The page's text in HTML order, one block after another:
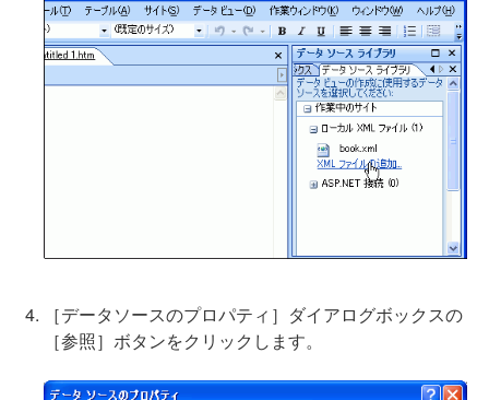
［データソースのプロパティ］ダイアログボックスの
［参照］ボタンをクリックします。